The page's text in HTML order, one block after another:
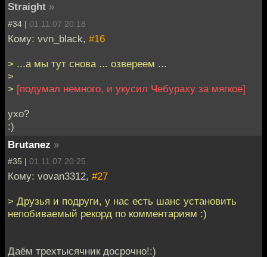
Straight »
#34 | 01.11.07 20:18
Кому: vvn_black, #16
> ...а мы тут снова ... озвереем ...
>
> [подумал немного, и укусил Чебураху за мягкое]
ухо?
:)
Brutanez »
#35 | 01.11.07 20:25
Кому: vovan3312, #27
> Друзья и подруги, у нас есть шанс установить
непобиваемый рекорд по комментариям :)
Даём трехтысячник досрочно!:)